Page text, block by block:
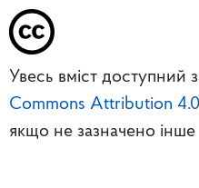
Увесь вміст доступний
Commons Attribution
якщо не зазначено інше